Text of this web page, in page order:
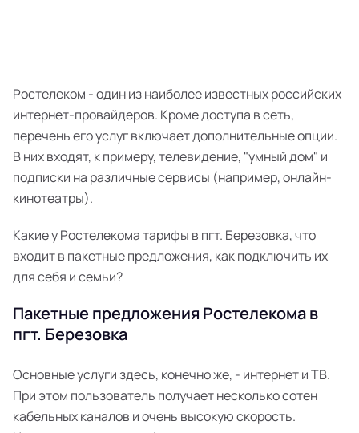
Ростелеком - один из наиболее известных российских
интернет-провайдеров. Кроме доступа в сеть,
перечень его услуг включает дополнительные опции.
В них входят, к примеру, телевидение, "умный дом" и
подписки на различные сервисы (например, онлайн-
кинотеатры).
Какие у Ростелекома тарифы в пгт. Березовка, что
входит в пакетные предложения, как подключить их
для себя и семьи?
Пакетные предложения Ростелекома в
пгт. Березовка
Основные услуги здесь, конечно же, - интернет и ТВ.
При этом пользователь получает несколько сотен
кабельных каналов и очень высокую скорость.